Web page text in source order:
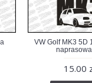
VW Golf MK3 5D
15.00